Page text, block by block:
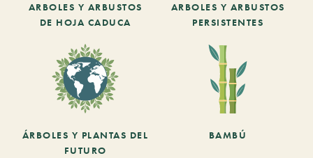
ARBOLES Y ARBUSTOS
DE HOJA CADUCA
ARBOLES Y ARBUSTOS
PERSISTENTES
ÁRBOLES Y PLANTAS DEL
FUTURO
BAMBÚ